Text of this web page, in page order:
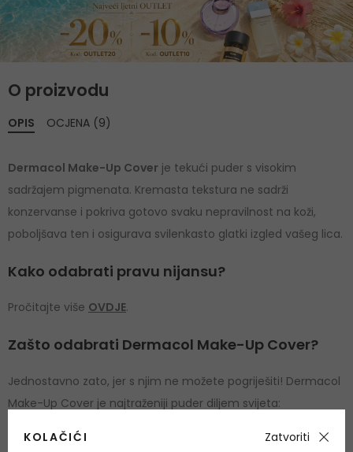
O proizvodu
OPIS
Dermacol Make-Up Cover je tekući puder s visokim
sadržajem pigmenata. Kremasta tekstura ne sadrži
konzervanse i pokriva gotovo svaku nepravilnost na koži,
poboljšava ten i osigurava svilenkasto glatki izgled vašeg lica.
Kako odabrati pravu nijansu?
Pročitajte više OVDJE.
Zašto odabrati Dermacol Make-Up Cover?
Jednostavno zato, jer s njim ne možete pogriješiti! Dermacol
Make-Up Cover je najtraženiji puder diljem svijeta:
odlično prekriva sve nepravilnosti lica, čak i pigmentne
OCJENA (9)
KOLAČIĆI Zatvoriti